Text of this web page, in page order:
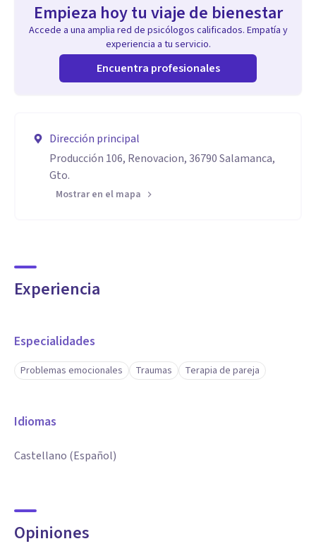
Empieza hoy tu viaje de bienestar
Accede a una amplia red de psicólogos calificados. Empatía y
experiencia a tu servicio.
Encuentra profesionales
Dirección principal
Producción 106, Renovacion, 36790 Salamanca,
Gto.
Mostrar en el mapa
Experiencia
Especialidades
Problemas emocionales Traumas Terapia de pareja
Idiomas
Castellano (Español)
Opiniones